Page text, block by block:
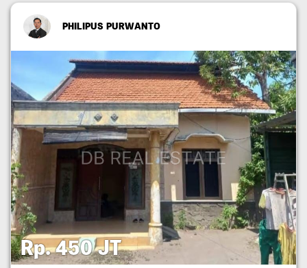
PHILIPUS PURWANTO
Rp. 450 JT